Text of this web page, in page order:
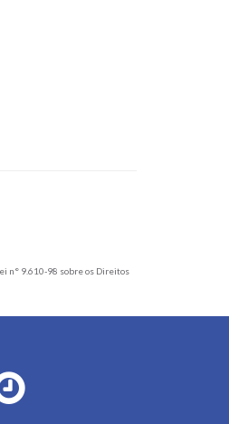
n° 9.610-98 sobre os Direitos